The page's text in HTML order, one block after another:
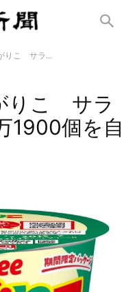
りこ サラ...
りこ サラ
1900個を自